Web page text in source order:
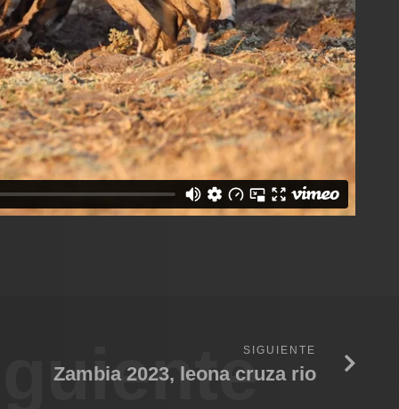
SIGUIENTE
Zambia 2023, leona cruza rio